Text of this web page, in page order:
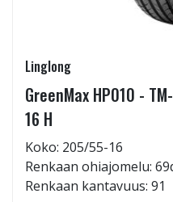
Linglong
GreenMax HP010 -
16 H
Koko: 205/55-16
Renkaan ohiajomelu:
Renkaan kantavuus: 91